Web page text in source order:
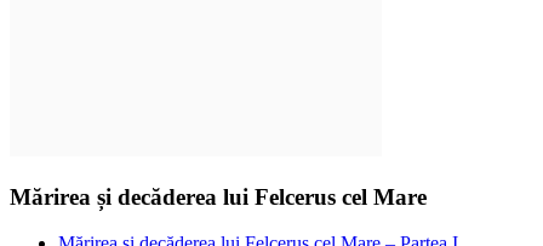
Mărirea și decăderea lui Felcerus cel Mare